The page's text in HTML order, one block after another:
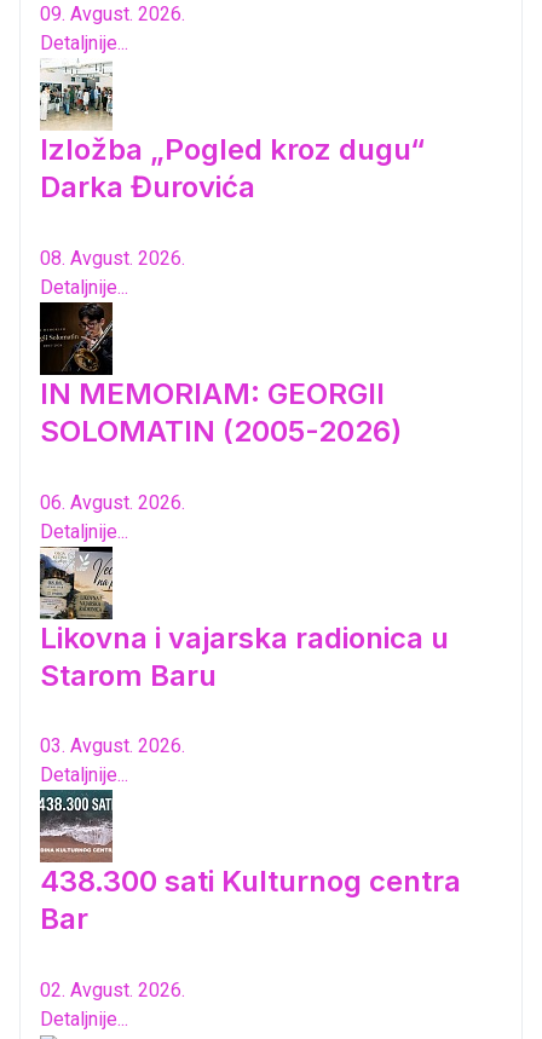
09. Avgust. 2026.
Detaljnije...
Izložba „Pogled kroz dugu“
Darka Đurovića
08. Avgust. 2026.
Detaljnije...
IN MEMORIAM: GEORGII
SOLOMATIN (2005-2026)
06. Avgust. 2026.
Detaljnije...
Likovna i vajarska radionica u
Starom Baru
03. Avgust. 2026.
Detaljnije...
438.300 sati Kulturnog centra
Bar
02. Avgust. 2026.
Detaljnije...